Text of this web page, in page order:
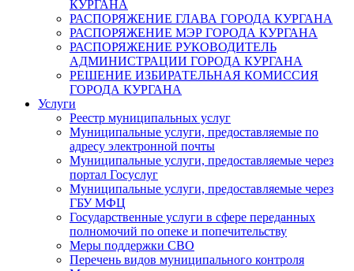
КУРГАНА
РАСПОРЯЖЕНИЕ ГЛАВА ГОРОДА КУРГАНА
РАСПОРЯЖЕНИЕ МЭР ГОРОДА КУРГАНА
РАСПОРЯЖЕНИЕ РУКОВОДИТЕЛЬ
АДМИНИСТРАЦИИ ГОРОДА КУРГАНА
РЕШЕНИЕ ИЗБИРАТЕЛЬНАЯ КОМИССИЯ
ГОРОДА КУРГАНА
Услуги
Реестр муниципальных услуг
Муниципальные услуги, предоставляемые по
адресу электронной почты
Муниципальные услуги, предоставляемые через
портал Госуслуг
Муниципальные услуги, предоставляемые через
ГБУ МФЦ
Государственные услуги в сфере переданных
полномочий по опеке и попечительству
Меры поддержки СВО
Перечень видов муниципального контроля